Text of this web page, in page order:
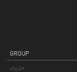
GROUP
VOILÀP